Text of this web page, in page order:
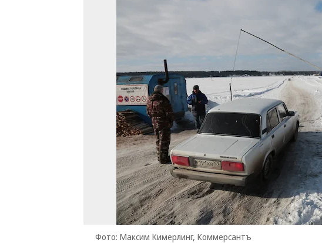
Фото: Максим Кимерлинг, Коммерсантъ